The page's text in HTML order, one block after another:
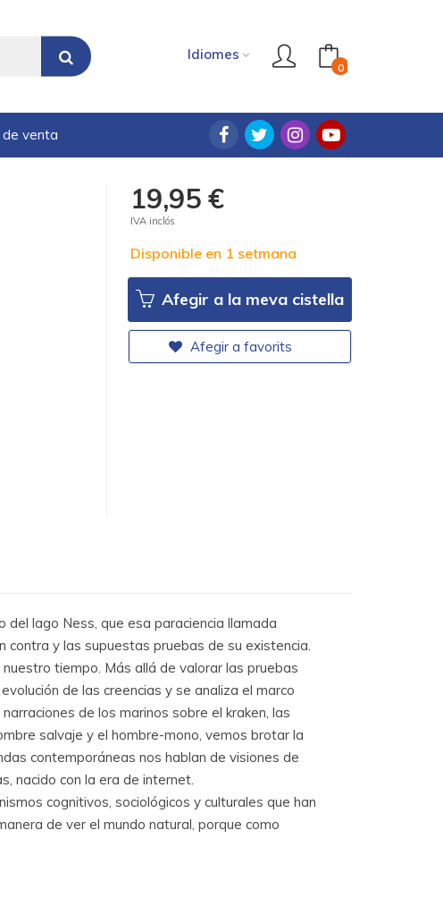
Idiomes
0
de venta
19,95 €
IVA inclós
Disponible en 1 setmana
Afegir a la meva cistella
Afegir a favorits
lago Ness, que esa paraciencia llamada
contra y las supuestas pruebas de su existencia.
tiempo. Más allá de valorar las pruebas
de las creencias y se analiza el marco
de los marinos sobre el kraken, las
salvaje y el hombre-mono, vemos brotar la
contemporáneas nos hablan de visiones de
nacido con la era de internet.
cognitivos, sociológicos y culturales que han
de ver el mundo natural, porque como